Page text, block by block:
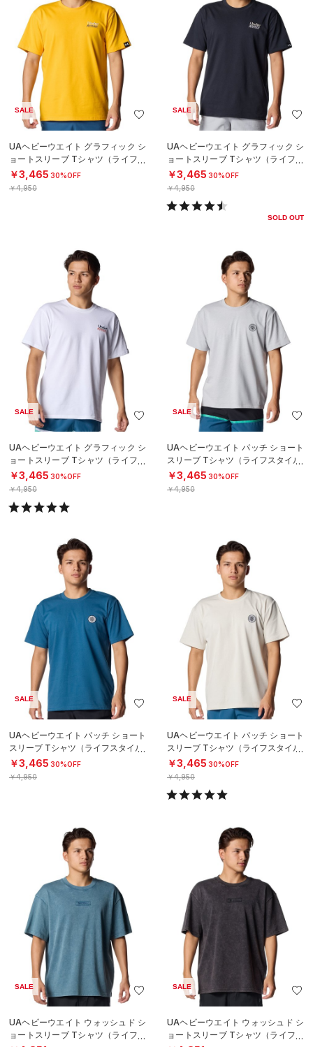
SALE
UAヘビーウエイト グラフィック シ
ョートスリーブ Tシャツ（ライフス
タイル/MEN）
￥3,465 30%OFF
￥4,950
SALE
UAヘビーウエイト グラフィック シ
ョートスリーブ Tシャツ（ライフス
タイル/MEN）
￥3,465 30%OFF
￥4,950
SOLD OUT
SALE
UAヘビーウエイト グラフィック シ
ョートスリーブ Tシャツ（ライフス
タイル/MEN）
￥3,465 30%OFF
￥4,950
SALE
UAヘビーウエイト パッチ ショート
スリーブ Tシャツ（ライフスタイル/
MEN）
￥3,465 30%OFF
￥4,950
SALE
UAヘビーウエイト パッチ ショート
スリーブ Tシャツ（ライフスタイル/
MEN）
￥3,465 30%OFF
￥4,950
SALE
UAヘビーウエイト パッチ ショート
スリーブ Tシャツ（ライフスタイル/
MEN）
￥3,465 30%OFF
￥4,950
SALE
UAヘビーウエイト ウォッシュド シ
ョートスリーブ Tシャツ（ライフス
SALE
UAヘビーウエイト ウォッシュド シ
ョートスリーブ Tシャツ（ライフス